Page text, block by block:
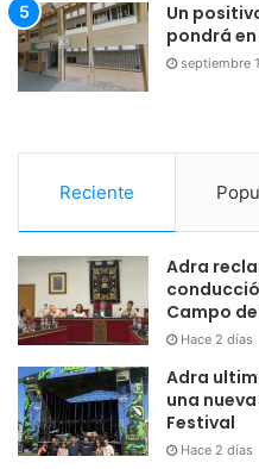
Un
pondrá
septiembre
Reciente
Adra
Campo
Hace 2 días
Adra
una
Festival
Hace 2 días